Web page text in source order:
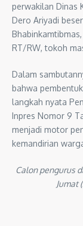
perwakilan Dinas
Dero Ariyadi
RT/RW, tokoh
Dalam
bahwa
langkah nyata
Inpres Nomor 9
menjadi motor
kemandirian
Calon pengurus
Jumat